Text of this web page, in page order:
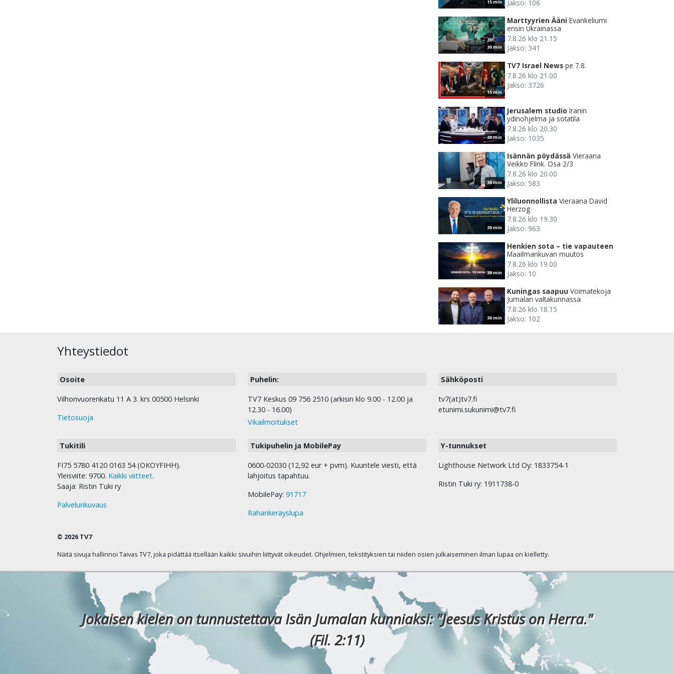
15 min Jakso: 106
30 min
Marttyyrien Ääni Evankeliumi
ensin Ukrainassa
7.8.26 klo 21.15
Jakso: 341
15 min
TV7 Israel News pe 7.8.
7.8.26 klo 21.00
Jakso: 3726
30 min
Jerusalem studio Iranin
ydinohjelma ja sotatila
7.8.26 klo 20.30
Jakso: 1035
30 min
Isännän pöydässä Vieraana
Veikko Flink. Osa 2/3
7.8.26 klo 20.00
Jakso: 583
30 min
Yliluonnollista Vieraana David
Herzog
7.8.26 klo 19.30
Jakso: 963
30 min
Henkien sota – tie vapauteen
Maailmankuvan muutos
7.8.26 klo 19.00
Jakso: 10
30 min
Kuningas saapuu Voimatekoja
Jumalan valtakunnassa
7.8.26 klo 18.15
Jakso: 102
Yhteystiedot
Osoite
Vilhonvuorenkatu 11 A 3. krs 00500 Helsinki
Tietosuoja
Puhelin:
TV7 Keskus 09 756 2510 (arkisin klo 9.00 - 12.00 ja
12.30 - 16.00)
Vikailmoitukset
Sähköposti
tv7(at)tv7.fi
etunimi.sukunimi@tv7.fi
Tukitili
FI75 5780 4120 0163 54 (OKOYFIHH).
Yleisviite: 9700. Kaikki viitteet.
Saaja: Ristin Tuki ry
Palvelunkuvaus
Tukipuhelin ja MobilePay
0600-02030 (12,92 eur + pvm). Kuuntele viesti, että
lahjoitus tapahtuu.
MobilePay: 91717
Rahankeräyslupa
Y-tunnukset
Lighthouse Network Ltd Oy: 1833754-1
Ristin Tuki ry: 1911738-0
© 2026 TV7
Näitä sivuja hallinnoi Taivas TV7, joka pidättää itsellään kaikki sivuihin liittyvät oikeudet. Ohjelmien, tekstityksien tai niiden osien julkaiseminen ilman lupaa on kielletty.
Jokaisen kielen on tunnustettava Isän Jumalan kunniaksi: "Jeesus Kristus on Herra."
(Fil. 2:11)